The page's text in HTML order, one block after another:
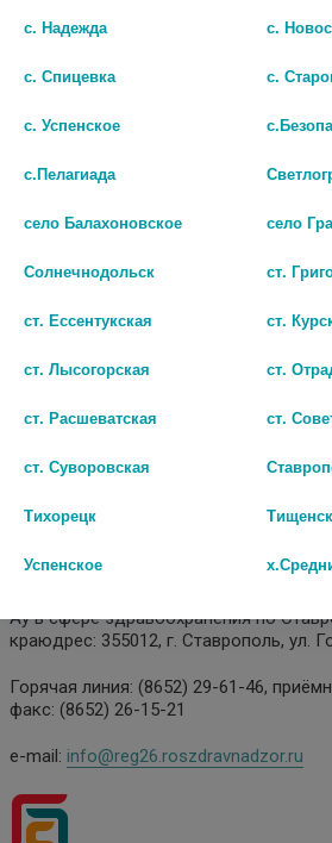
- об обязательствах покупателя
оферте
осуществляющие контроль за
здравоохранения
Адрес: 109074, г. Москва, Славянская
Справочная Росздравнадзора:(495)
https://roszdravnadzor.ru/people
надзор
Ау в сфере здравоохранения по
краюдрес: 355012, г. Ставрополь, ул.
Горячая линия: (8652) 29-61-46,
факс: (8652) 26-15-21
e-mail: info@reg26.roszdravnadzor.ru
с. Надежда с.
с. Спицевка с.
с. Успенское
с.Пелагиада
село Балахоновское село
Солнечнодольск ст.
ст. Ессентукская ст.
ст. Лысогорская ст.
ст. Расшеватская ст.
ст. Суворовская
Тихорецк
Успенское